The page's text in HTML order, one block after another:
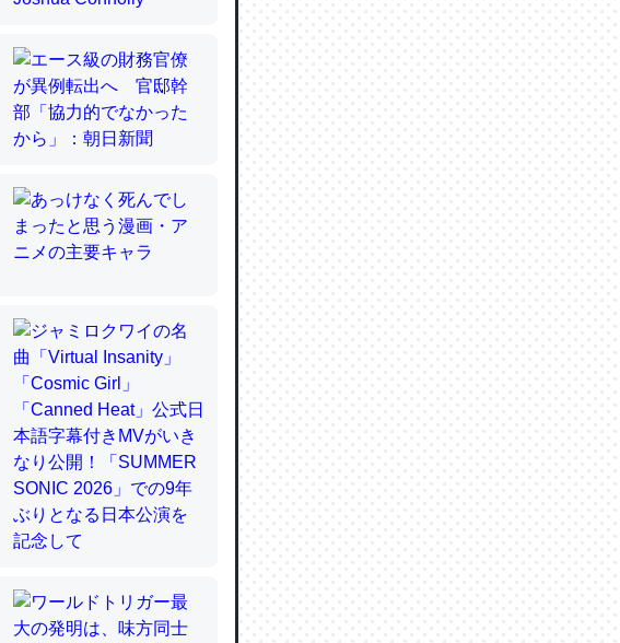
ギのカルシウム分はエビ
」に関する新仮説
ら両方が拮抗してるので
はカルシウムを使わずキ
苦労してるんだな…。腹足
」に関する新仮説
Ringも置こうかと画策